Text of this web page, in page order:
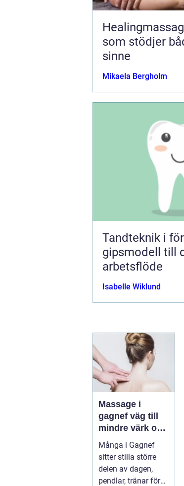
Healingmassage
som stödjer
sinne
Mikaela Bergholm
Tandteknik i
gipsmodell till
arbetsflöde
Isabelle Wiklund
Massage i
gagnef väg till
mindre värk och
mer
vardagsenergi
Många i Gagnef
sitter stilla större
delen av dagen,
pendlar, tränar för